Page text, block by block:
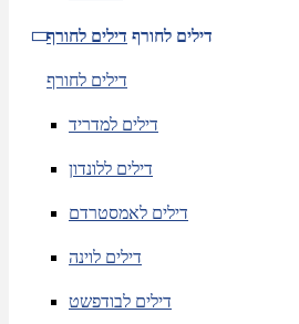
דילים לחורף דילים לחורף
דילים לחורף
דילים למדריד
דילים ללונדון
דילים לאמסטרדם
דילים לוינה
דילים לבודפשט